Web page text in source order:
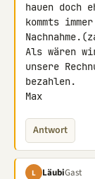
hauen doch
kommts
Als wären
unsere
bezahlen.
Max
Antwort
L LäubiGast